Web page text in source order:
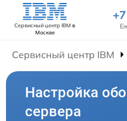
Сервисный центр IBM в
Москве
Сервисный центр IBM
Настройка
сервера